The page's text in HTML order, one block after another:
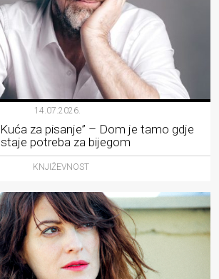
14.07.2026.
za pisanje” – Dom je tamo gdje
potreba za bijegom
KNJIŽEVNOST